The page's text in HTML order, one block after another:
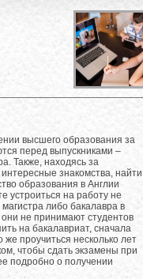
высшего образования за
перед выпускниками –
Также, находясь за
знакомства, найти
образования в Англии
устроиться на работу не
либо бакалавра в
не принимают студентов
на бакалавриат, сначала
проучиться несколько лет
чтобы сдать экзамены при
подробно о получении